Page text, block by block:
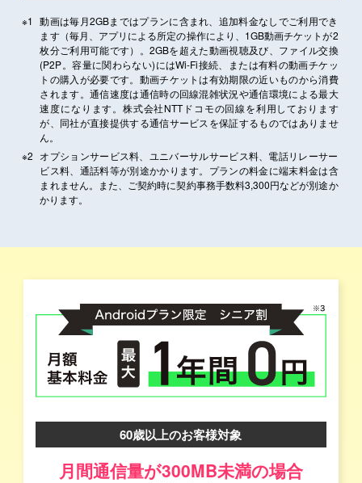
※1
動画は毎月2GBまではプランに含まれ、追加料金なしでご利用でき
ます（毎月、アプリによる所定の操作により、1GB動画チケットが2
枚分ご利用可能です）。2GBを超えた動画視聴及び、ファイル交換
(P2P。容量に関わらない)にはWi-Fi接続、または有料の動画チケッ
トの購入が必要です。動画チケットは有効期限の近いものから消費
されます。通信速度は通信時の回線混雑状況や通信環境による最大
速度になります。株式会社NTTドコモの回線を利用しております
が、同社が直接提供する通信サービスを保証するものではありませ
ん。
※2 オプションサービス料、ユニバーサルサービス料、電話リレーサー
ビス料、通話料等が別途かかります。プランの料金に端末料金は含
まれません。また、ご契約時に契約事務手数料3,300円などが別途か
かります。
60歳以上のお客様対象
月間通信量が300MB未満の場合